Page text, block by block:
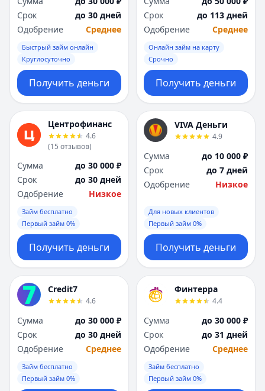
Срок
до 30 дней
Одобрение
Среднее
Быстрый займ онлайн
Круглосуточно
Получить деньги
Срок
до 113 дней
Одобрение
Среднее
Онлайн займ на карту
Срочно
Получить деньги
Центрофинанс
4.6
(15 отзывов)
Сумма
до 30 000 ₽
Срок
до 30 дней
Одобрение
Низкое
Займ бесплатно
Первый займ 0%
Получить деньги
VIVA Деньги
4.9
Сумма
до 10 000 ₽
Срок
до 7 дней
Одобрение
Низкое
Для новых клиентов
Первый займ 0%
Получить деньги
Credit7
4.6
Сумма
до 30 000 ₽
Срок
до 30 дней
Одобрение
Среднее
Займ бесплатно
Первый займ 0%
Финтерра
4.4
Сумма
до 30 000 ₽
Срок
до 31 дней
Одобрение
Среднее
Займ бесплатно
Первый займ 0%